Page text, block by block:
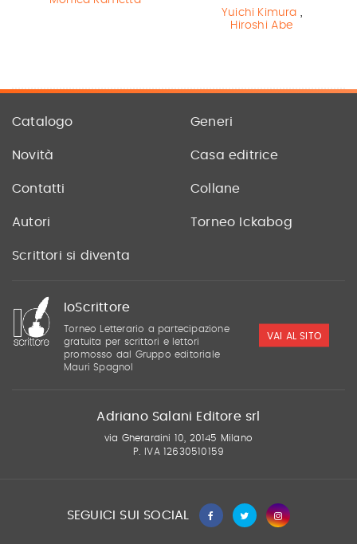
Yuichi Kimura ,
Hiroshi Abe
Catalogo Generi
Novità Casa editrice
Contatti Collane
Autori Torneo Ickabog
Scrittori si diventa
IoScrittore
Torneo Letterario a partecipazione
gratuita per scrittori e lettori
promosso dal Gruppo editoriale
Mauri Spagnol
VAI AL SITO
Adriano Salani Editore srl
via Gherardini 10, 20145 Milano
P. IVA 12630510159
SEGUICI SUI SOCIAL